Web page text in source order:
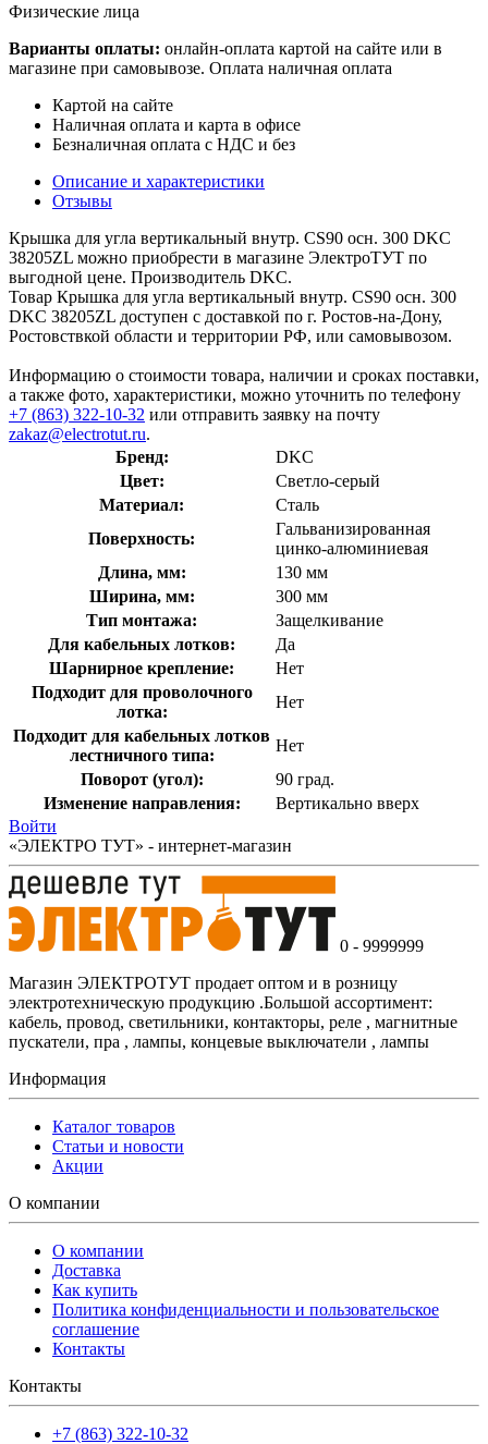
Физические лица
Варианты оплаты: онлайн-оплата картой на сайте или в
магазине при самовывозе. Оплата наличная оплата
Картой на сайте
Наличная оплата и карта в офисе
Безналичная оплата с НДС и без
Описание и характеристики
Отзывы
Крышка для угла вертикальный внутр. CS90 осн. 300 DKC
38205ZL можно приобрести в магазине ЭлектроТУТ по
выгодной цене. Производитель DKC.
Товар Крышка для угла вертикальный внутр. CS90 осн. 300
DKC 38205ZL доступен с доставкой по г. Ростов-на-Дону,
Ростовствкой области и территории РФ, или самовывозом.
Информацию о стоимости товара, наличии и сроках поставки,
а также фото, характеристики, можно уточнить по телефону
+7 (863) 322-10-32 или отправить заявку на почту
zakaz@electrotut.ru.
Бренд:
DKC
Цвет:
Светло-серый
Материал:
Сталь
Поверхность:
Гальванизированная
цинко-алюминиевая
Длина, мм:
130 мм
Ширина, мм:
300 мм
Тип монтажа:
Защелкивание
Для кабельных лотков:
Да
Шарнирное крепление:
Нет
Подходит для проволочного
лотка:
Нет
Подходит для кабельных лотков
лестничного типа:
Нет
Поворот (угол):
90 град.
Изменение направления:
Вертикально вверх
Войти
«ЭЛЕКТРО ТУТ» - интернет-магазин
0 - 9999999
Магазин ЭЛЕКТРОТУТ продает оптом и в розницу
электротехническую продукцию .Большой ассортимент:
кабель, провод, светильники, контакторы, реле , магнитные
пускатели, пра , лампы, концевые выключатели , лампы
Информация
Каталог товаров
Статьи и новости
Акции
О компании
О компании
Доставка
Как купить
Политика конфиденциальности и пользовательское
соглашение
Контакты
Контакты
+7 (863) 322-10-32